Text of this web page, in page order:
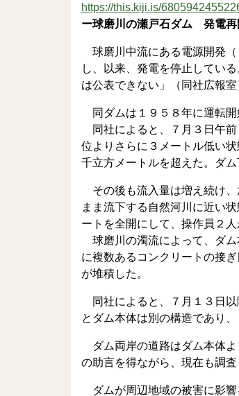
https://this.kiji.is/
ー球磨川の瀬戸石ダム 発電
球磨川中流にある電源開発（
し、以来、発電を停止してい
は公表できない」（同社広報
同ダムは１９５８年に運転開
同社によると、７月３日午前
位よりさらに３メートル低い
千立方メートルを超えた。ダ
その後も流入量は増え続け、
まま流下する自然河川に近い
ートを全開にして、操作員２人
球磨川の濁流によって、ダム
に複数あるコンクリートの接
が堆積した。
同社によると、７月１３日以
とダム本体は別の構造であり
ダム両岸の道路はダム本体よ
の助言を得ながら、現在も調
ダムが周辺地域の被害に影響